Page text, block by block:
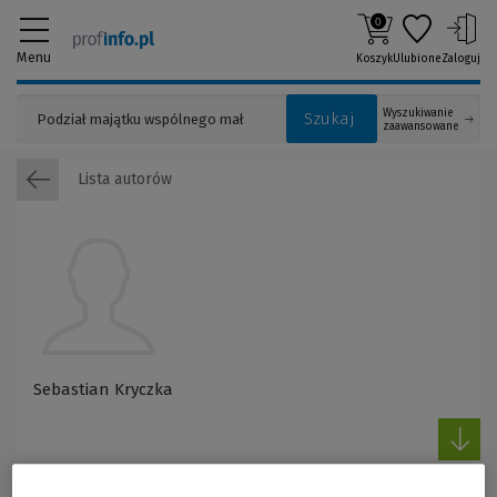
Menu
Szukaj
Wyszukiwanie
zaawansowane
0
KoszykUlubioneZaloguj
Sebastian Kryczka
Lista autorów